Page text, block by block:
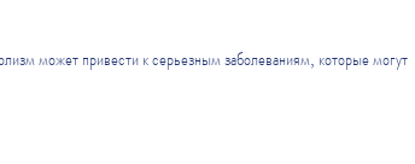
может привести к серьезным заболеваниям, которые могут